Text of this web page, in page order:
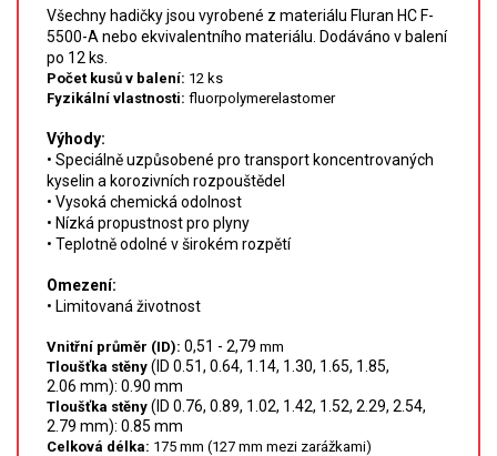
LISOVÁNÍ
STANDARDNÍ ROZTOKY A RM
UV-VIS FLUO
DETEKTORY HPLC
VÝBOJKY PRO UV/VIS
SPEKTROFOTOMETRY
PŘÍPRAVA VZORKŮ
OTEVŘENÝ ROZKLAD
Všechny hadičky jsou vyrobené z materiálu Fluran HC F-
5500-A nebo ekvivalentního materiálu. Dodáváno v balení
po 12 ks.
Počet kusů v balení: 12 ks
Fyzikální vlastnosti: fluorpolymerelastomer
Výhody:
• Speciálně uzpůsobené pro transport koncentrovaných
kyselin a korozivních rozpouštědel
• Vysoká chemická odolnost
• Nízká propustnost pro plyny
• Teplotně odolné v širokém rozpětí
Omezení:
• Limitovaná životnost
Vnitřní průměr (ID): 0,51 - 2,79 mm
Tloušťka stěny (ID 0.51, 0.64, 1.14, 1.30, 1.65, 1.85,
2.06 mm): 0.90 mm
Tloušťka stěny (ID 0.76, 0.89, 1.02, 1.42, 1.52, 2.29, 2.54,
2.79 mm): 0.85 mm
Celková délka: 175 mm (127 mm mezi zarážkami)